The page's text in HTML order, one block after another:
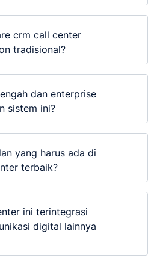
crm call center
tradisional?
dan enterprise
sistem ini?
yang harus ada di
terbaik?
ini terintegrasi
digital lainnya